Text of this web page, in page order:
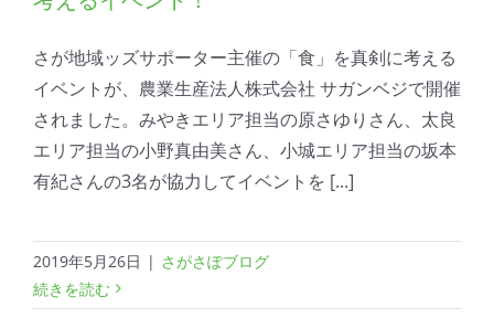
さが地域ッズサポーター主催の「食」を真剣に考える
イベントが、農業生産法人株式会社 サガンベジで開催
されました。みやきエリア担当の原さゆりさん、太良
エリア担当の小野真由美さん、小城エリア担当の坂本
有紀さんの3名が協力してイベントを [...]
2019年5月26日 | さがさぽブログ
続きを読む